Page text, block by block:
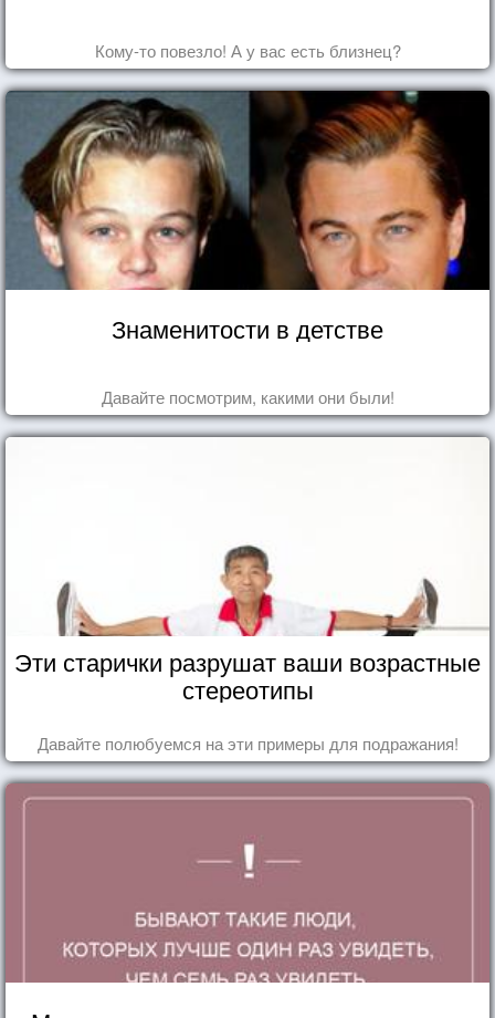
Кому-то повезло! А у вас есть близнец?
Знаменитости в детстве
Давайте посмотрим, какими они были!
Эти старички разрушат ваши возрастные
стереотипы
Давайте полюбуемся на эти примеры для подражания!